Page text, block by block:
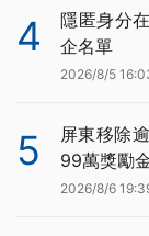
4
隱匿身分
企名單
2026/8/5
5
屏東移除
99萬獎勵
2026/8/6